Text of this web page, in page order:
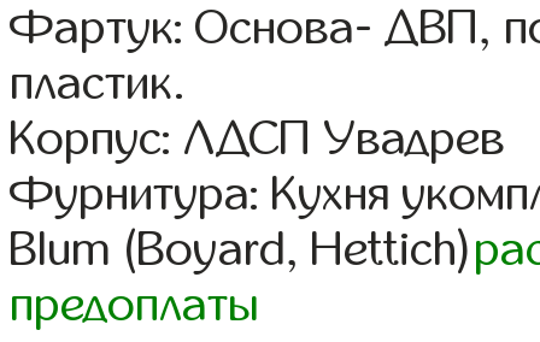
Фартук: Основа- ДВП,
пластик.
Корпус: ЛДСП Увадрев
Фурнитура: Кухня
Blum (Boyard, Hettich)
предоплаты